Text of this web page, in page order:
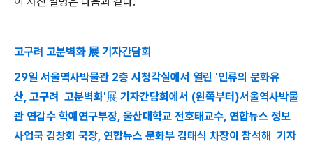
고구려 고분벽화 展 기자간담회
29일 서울역사박물관 2층 시청각실에서 열린 '인류의 문화유
산, 고구려 고분벽화'展 기자간담회에서 (왼쪽부터)서울역사박물
관 연갑수 학예연구부장, 울산대학교 전호태교수, 연합뉴스 정보
사업국 김창회 국장, 연합뉴스 문화부 김태식 차장이 참석해 기자